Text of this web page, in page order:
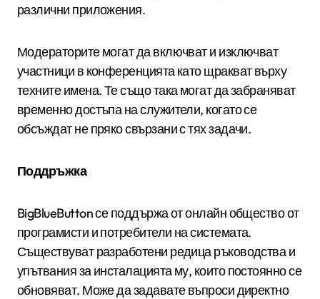
различни приложения.
Модераторите могат да включват и изключват
участници в конференцията като щракват върху
техните имена. Те също така могат да забраняват
временно достъпа на служители, когато се
обсъждат не пряко свързани с тях задачи.
Поддръжка
BigBlueButton се поддържа от онлайн общество от
програмисти и потребители на системата.
Съществуват разработени редица ръководства и
упътвания за инсталацията му, които постоянно се
обновяват. Може да задавате въпроси директно